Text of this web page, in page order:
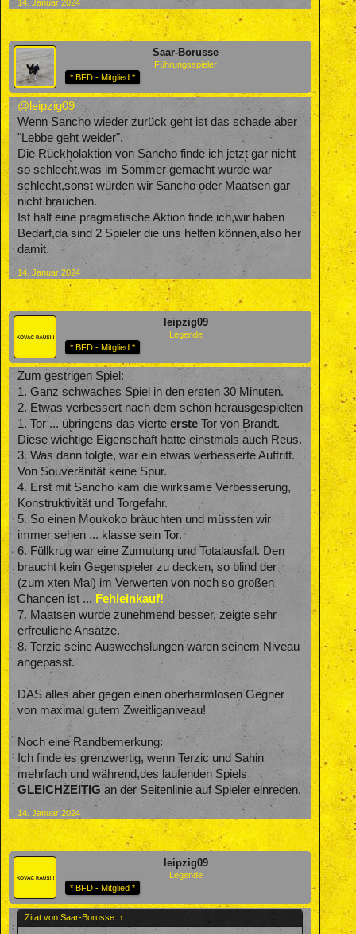
14. Januar 2024
Saar-Borusse
Führungsspieler
* BFD - Mitglied *
@leipzig09
Wenn Sancho wieder zurück geht ist das schade aber
"Lebbe geht weider".
Die Rückholaktion von Sancho finde ich jetzt gar nicht
so schlecht,was im Sommer gemacht wurde war
schlecht,sonst würden wir Sancho oder Maatsen gar
nicht brauchen.
Ist halt eine pragmatische Aktion finde ich,wir haben
Bedarf,da sind 2 Spieler die uns helfen können,also her
damit.
14. Januar 2024
leipzig09
Legende
* BFD - Mitglied *
Zum gestrigen Spiel:
1. Ganz schwaches Spiel in den ersten 30 Minuten.
2. Etwas verbessert nach dem schön herausgespielten
1. Tor ... übringens das vierte erste Tor von Brandt.
Diese wichtige Eigenschaft hatte einstmals auch Reus.
3. Was dann folgte, war ein etwas verbesserte Auftritt.
Von Souveränität keine Spur.
4. Erst mit Sancho kam die wirksame Verbesserung,
Konstruktivität und Torgefahr.
5. So einen Moukoko bräuchten und müssten wir
immer sehen ... klasse sein Tor.
6. Füllkrug war eine Zumutung und Totalausfall. Den
braucht kein Gegenspieler zu decken, so blind der
(zum xten Mal) im Verwerten von noch so großen
Chancen ist ... Fehleinkauf!
7. Maatsen wurde zunehmend besser, zeigte sehr
erfreuliche Ansätze.
8. Terzic seine Auswechslungen waren seinem Niveau
angepasst.
DAS alles aber gegen einen oberharmlosen Gegner
von maximal gutem Zweitliganiveau!
Noch eine Randbemerkung:
Ich finde es grenzwertig, wenn Terzic und Sahin
mehrfach und während,des laufenden Spiels
GLEICHZEITIG an der Seitenlinie auf Spieler einreden.
14. Januar 2024
leipzig09
Legende
* BFD - Mitglied *
Zitat von Saar-Borusse: ↑